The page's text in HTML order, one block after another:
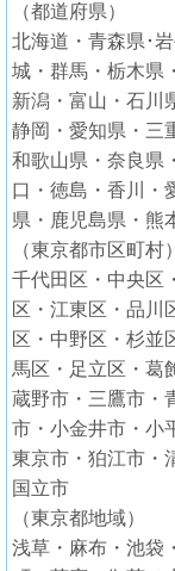
（都道府県）
北海道・青森県･
城・群馬・栃木県
新潟・富山・石川
静岡・愛知県・三
和歌山県・奈良県
口・徳島・香川・
県・鹿児島県・熊
（東京都市区町村）
千代田区・中央区
区・江東区・品川
区・中野区・杉並
馬区・足立区・葛
蔵野市・三鷹市・
市・小金井市・小
東京市・狛江市・
国立市
（東京都地域）
浅草・麻布・池袋